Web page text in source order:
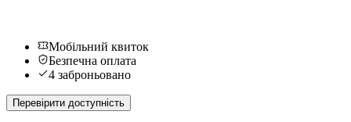
Мобільний квиток
Безпечна оплата
4 заброньовано
Перевірити доступність